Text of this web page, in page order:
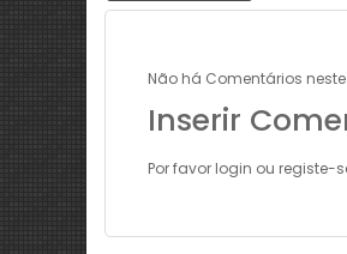
Não há Comentários
Inserir
Por favor login ou registe-